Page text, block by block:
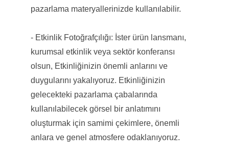
pazarlama materyallerinizde kullanılabilir.
- Etkinlik Fotoğrafçılığı: İster ürün lansmanı,
kurumsal etkinlik veya sektör konferansı
olsun, Etkinliğinizin önemli anlarını ve
duygularını yakalıyoruz. Etkinliğinizin
gelecekteki pazarlama çabalarında
kullanılabilecek görsel bir anlatımını
oluşturmak için samimi çekimlere, önemli
anlara ve genel atmosfere odaklanıyoruz.